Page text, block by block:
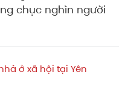
chục nghìn người
ở xã hội tại Yên